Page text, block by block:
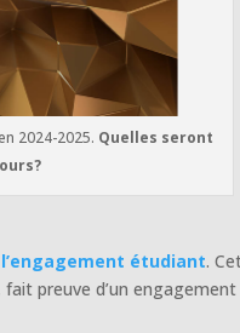
2024-2025. Quelles seront
l’engagement étudiant.
preuve d’un